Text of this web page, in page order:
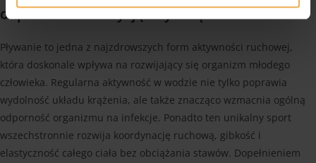
odporność i kondycję fizyczną
Pływanie to jedna z najzdrowszych form aktywności ruchowej,
która doskonale wpływa na rozwijający się organizm młodego
człowieka. Regularna aktywność w wodzie nie tylko poprawia
wydolność układu krążenia, ale także znacząco wzmacnia ogólną
odporność organizmu na infekcje. Ponadto ten unikalny sport
wszechstronnie rozwija koordynację ruchową, gibkość i
elastyczność całego ciała bez obciążania stawów. Dopełnieniem